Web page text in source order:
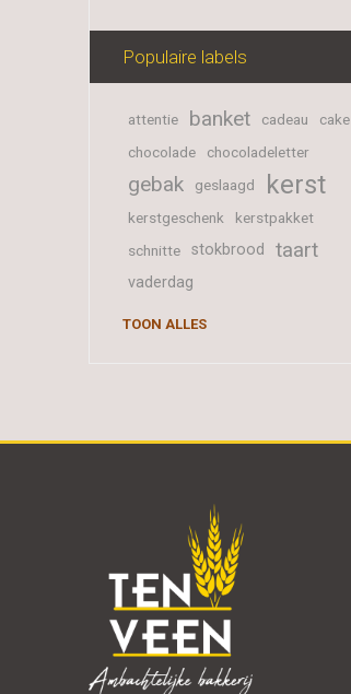
Populaire labels
attentie banket cadeau
cake
chocolade
chocoladeletter
gebak geslaagd kerst
kerstgeschenk
kerstpakket
schnitte
stokbrood taart
vaderdag
TOON ALLES